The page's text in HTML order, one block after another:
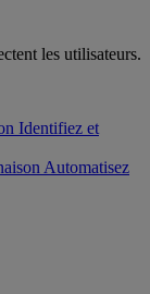
les utilisateurs.
Identifiez et
Automatisez